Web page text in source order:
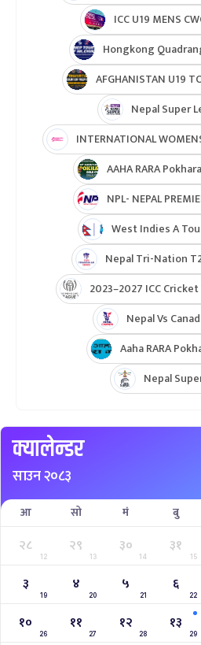
ICC U19 MENS
Hongkong
AFGHANISTAN U19
Nepal Super
INTERNATIONAL
AAHA RARA
NPL- NEPAL
West Indies A
Nepal Tri-Nation
2023–2027 ICC
Nepal Vs
Aaha RARA
Nepal
क्यालेन्डर
साउन २०८३
आ सो मं बु
२८
12
२९
13
३०
14
३१
15
३
19
४
20
५
21
६
22
१०
26
११
27
१२
28
१३
29